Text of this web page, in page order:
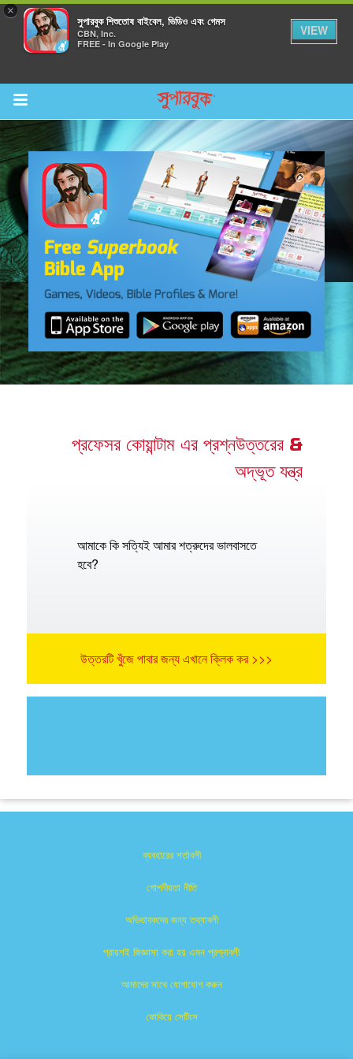
×
সুপারবুক শিশুতোষ বাইবেল, ভিডিও এবং গেমস
CBN, Inc.
FREE - In Google Play
VIEW
Return to Content
করুন
প্রফেসর কোয়ান্টাম এর প্রশ্নউত্তরের &
অদ্ভূত যন্ত্র
আমাকে কি সত্যিই আমার শত্রুদের ভালবাসতে
হবে?
উত্তরটি খুঁজে পাবার জন্য এখানে ক্লিক কর >>>
ব্যবহারের শর্তাবলী
গোপনীয়তা নীতি
অভিভাবকদের জন্য তথ্যাবলী
প্রায়শই জিজ্ঞাসা করা হয় এমন প্রশ্নাবলী
আমাদের সাথে যোগাযোগ করুন
কোকিয়ে সেটিংস